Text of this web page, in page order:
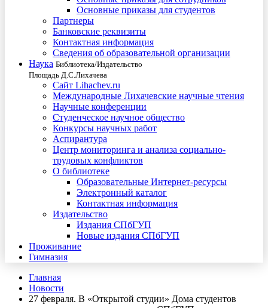
Основные приказы для студентов
Партнеры
Банковские реквизиты
Контактная информация
Сведения об образовательной организации
Наука Библиотека/Издательство
Площадь Д.С.Лихачева
Сайт Lihachev.ru
Международные Лихачевские научные чтения
Научные конференции
Студенческое научное общество
Конкурсы научных работ
Аспирантура
Центр мониторинга и анализа социально-
трудовых конфликтов
О библиотеке
Образовательные Интернет-ресурсы
Электронный каталог
Контактная информация
Издательство
Издания СПбГУП
Новые издания СПбГУП
Проживание
Гимназия
Главная
Новости
27 февраля. В «Открытой студии» Дома студентов